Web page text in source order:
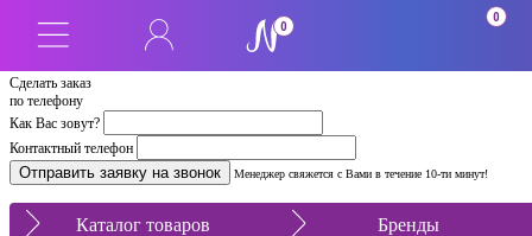
Сделать заказ
по телефону
Как Вас зовут?
Контактный телефон
Менеджер свяжется с Вами в течение 10-ти минут!
0
0
Каталог товаров Бренды